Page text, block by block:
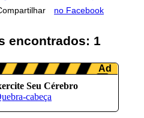
no Facebook
encontrados: 1